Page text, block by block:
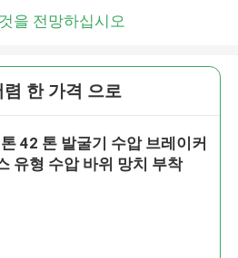
을 전망하십시오
렴 한 가격 으로
42 톤 발굴기 수압 브레이커
유형 수압 바위 망치 부착